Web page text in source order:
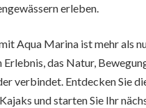
erleben.
Aqua Marina ist mehr als
das Natur,
verbindet. Entdecken Sie
und starten Sie Ihr